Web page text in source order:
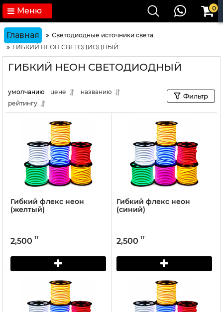
Меню 0
Главная
Светодиодные источники света
ГИБКИЙ НЕОН СВЕТОДИОДНЫЙ
ГИБКИЙ НЕОН СВЕТОДИОДНЫЙ
умолчанию цене
названию
рейтингу
Фильтр
Гибкий флекс неон
(желтый)
2,500 тг
Гибкий флекс неон
(синий)
2,500 тг